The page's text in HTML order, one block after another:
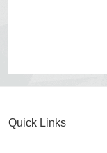
Quick Links